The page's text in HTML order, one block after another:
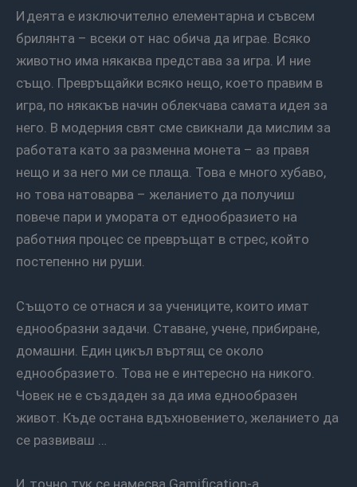
Идеята е изключително елементарна и съвсем
брилянта – всеки от нас обича да играе. Всяко
животно има някаква представа за игра. И ние
също. Превръщайки всяко нещо, което правим в
игра, по някакъв начин облекчава самата идея за
него. В модерния свят сме свикнали да мислим за
работата като за разменна монета – аз правя
нещо и за него ми се плаща. Това е много хубаво,
но това натоварва – желанието да получиш
повече пари и умората от еднообразието на
работния процес се превръщат в стрес, който
постепенно ни руши.
Същото се отнася и за учениците, които имат
еднообразни задачи. Ставане, учене, прибиране,
домашни. Един цикъл въртящ се около
еднообразието. Това не е интересно на никого.
Човек не е създаден за да има еднообразен
живот. Къде остана вдъхновението, желанието да
се развиваш …
И точно тук се намесва Gamification-а.